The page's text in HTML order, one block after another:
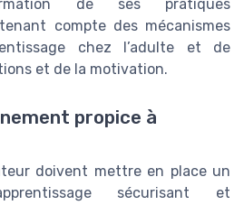
de ses pratiques
compte des mécanismes
chez l’adulte et de
et de la motivation.
propice à
doivent mettre en place un
sécurisant et